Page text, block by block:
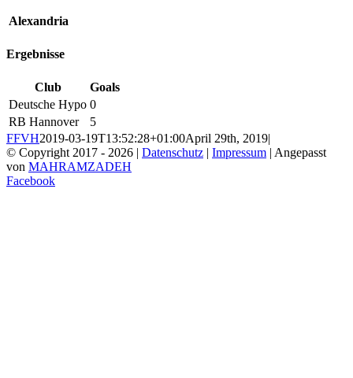
Alexandria
Ergebnisse
Club
Goals
Deutsche Hypo 0
RB Hannover
5
FFVH2019-03-19T13:52:28+01:00April 29th, 2019|
© Copyright 2017 - 2026 | Datenschutz | Impressum | Angepasst
von MAHRAMZADEH
Facebook